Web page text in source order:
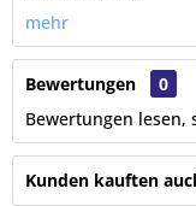
mehr
Bewertungen
0
Bewertungen
Kunden kauften